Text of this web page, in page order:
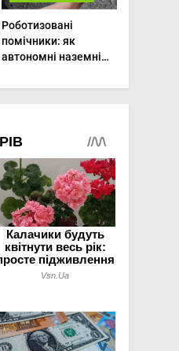
Роботизовані
помічники: як
автономні наземні
догляд за
органічними овочами